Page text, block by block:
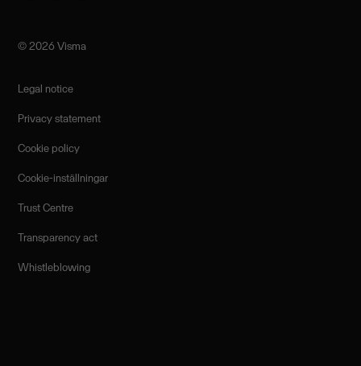
©️ 2026 Visma
Legal notice
Privacy statement
Cookie policy
Cookie-inställningar
Trust Centre
Transparency act
Whistleblowing